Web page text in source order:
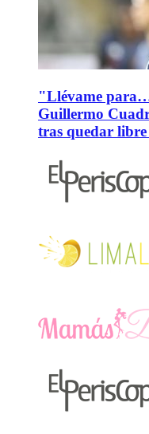
"Llévame
Guillermo
tras quedar libre